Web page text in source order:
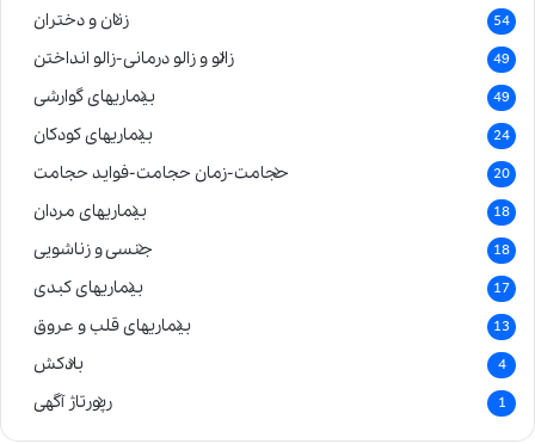
زنان و دختران 54
زالو و زالو درمانی-زالو انداختن 49
بیماریهای گوارشی 49
بیماریهای کودکان 24
حجامت-زمان حجامت-فواید حجامت 20
بیماریهای مردان 18
جنسی و زناشویی 18
بیماریهای کبدی 17
بیماریهای قلب و عروق 13
بادکش 4
رپورتاژ آگهی 1